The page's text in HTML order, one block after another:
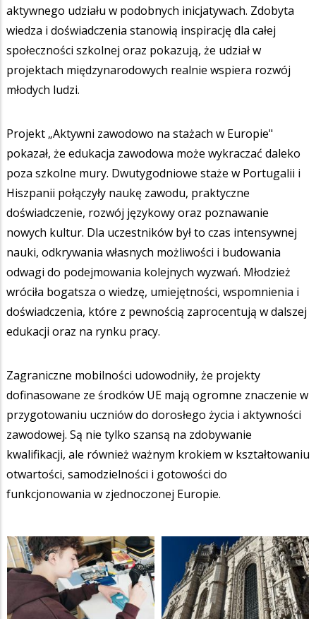
aktywnego udziału w podobnych inicjatywach. Zdobyta
wiedza i doświadczenia stanowią inspirację dla całej
społeczności szkolnej oraz pokazują, że udział w
projektach międzynarodowych realnie wspiera rozwój
młodych ludzi.
Projekt „Aktywni zawodowo na stażach w Europie"
pokazał, że edukacja zawodowa może wykraczać daleko
poza szkolne mury. Dwutygodniowe staże w Portugalii i
Hiszpanii połączyły naukę zawodu, praktyczne
doświadczenie, rozwój językowy oraz poznawanie
nowych kultur. Dla uczestników był to czas intensywnej
nauki, odkrywania własnych możliwości i budowania
odwagi do podejmowania kolejnych wyzwań. Młodzież
wróciła bogatsza o wiedzę, umiejętności, wspomnienia i
doświadczenia, które z pewnością zaprocentują w dalszej
edukacji oraz na rynku pracy.
Zagraniczne mobilności udowodniły, że projekty
dofinasowane ze środków UE mają ogromne znaczenie w
przygotowaniu uczniów do dorosłego życia i aktywności
zawodowej. Są nie tylko szansą na zdobywanie
kwalifikacji, ale również ważnym krokiem w kształtowaniu
otwartości, samodzielności i gotowości do
funkcjonowania w zjednoczonej Europie.